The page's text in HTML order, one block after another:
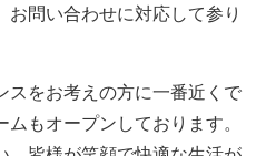
お問い合わせに対応して参り
スをお考えの方に一番近くで
もオープンしております。